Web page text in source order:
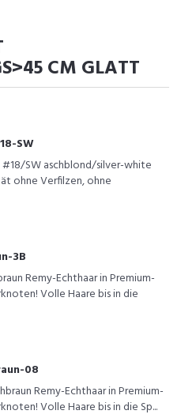
CM GLATT
SW
SW aschblond/silver-white
ohne Verfilzen, ohne
3B
Remy-Echthaar in Premium-
Volle Haare bis in die
08
Remy-Echthaar in Premium-
Volle Haare bis in die Sp...